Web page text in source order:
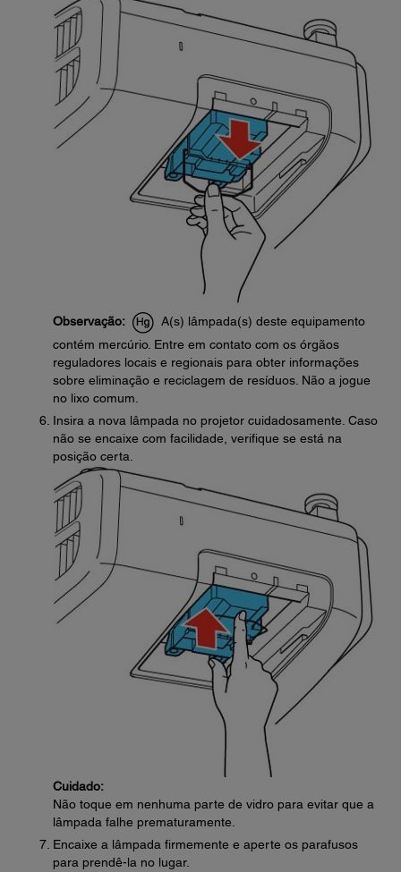
Observação:
A(s) lâmpada(s) deste equipamento
contém mercúrio. Entre em contato com os órgãos
reguladores locais e regionais para obter informações
sobre eliminação e reciclagem de resíduos. Não a jogue
no lixo comum.
Insira a nova lâmpada no projetor cuidadosamente. Caso
não se encaixe com facilidade, verifique se está na
posição certa.
Cuidado:
Não toque em nenhuma parte de vidro para evitar que a
lâmpada falhe prematuramente.
Encaixe a lâmpada firmemente e aperte os parafusos
para prendê-la no lugar.